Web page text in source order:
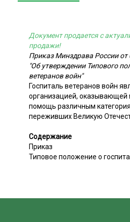
Документ продается с
продажи!
Приказ Минздрава России от
"Об утверждении Типового
ветеранов войн"
Госпиталь ветеранов войн
организацией, оказывающей
помощь различным
переживших Великую
Содержание
Приказ
Типовое положение о